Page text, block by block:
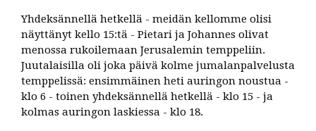
Yhdeksännellä hetkellä - meidän kellomme olisi
näyttänyt kello 15:tä - Pietari ja Johannes olivat
menossa rukoilemaan Jerusalemin temppeliin.
Juutalaisilla oli joka päivä kolme jumalanpalvelusta
temppelissä: ensimmäinen heti auringon noustua -
klo 6 - toinen yhdeksännellä hetkellä - klo 15 - ja
kolmas auringon laskiessa - klo 18.